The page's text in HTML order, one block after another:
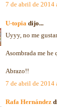
7 de abril de 2014
U-topia dijo...
Uyyy, no me
Asombrada me he
Abrazo!!
7 de abril de 2014
Rafa Hernández